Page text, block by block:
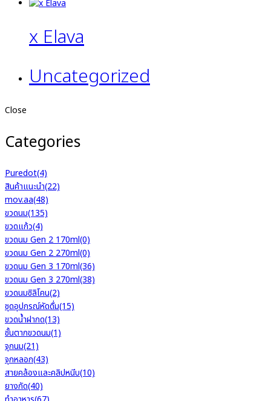
x Elava
Uncategorized
Close
Categories
Puredot(4)
สินค้าแนะนำ(22)
mov.aa(48)
ขวดนม(135)
ขวดแก้ว(4)
ขวดนม Gen 2 170ml(0)
ขวดนม Gen 2 270ml(0)
ขวดนม Gen 3 170ml(36)
ขวดนม Gen 3 270ml(38)
ขวดนมซิลิโคน(2)
ชุดอุปกรณ์หัดดื่ม(15)
ขวดน้ำฝากด(13)
ชั้นตากขวดนม(1)
จุกนม(21)
จุกหลอก(43)
สายคล้องและคลิปหนีบ(10)
ยางกัด(40)